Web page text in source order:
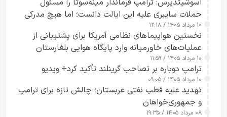
اسوشیتدپرس: ترامپ فرماندار مینه‌سوتا را مسئول
حملات سایبری علیه این ایالت دانست؛ اما هیچ مدرکی
ارائه نکرد
۱۰ مرداد ۱۴۰۵ / ۱۲:۱۸
نخستین هواپیماهای نظامی آمریکا برای پشتیبانی از
عملیات‌های خاورمیانه وارد پایگاه هوایی بلغارستان
شدند
۱۰ مرداد ۱۴۰۵ / ۱۱:۵۹
ترامپ دوباره بر تصاحب گرینلند تأکید کرد+ ویدیو
۱۰ مرداد ۱۴۰۵ / ۰۹:۰۵
تهدید علیه قطب نفتی عربستان؛ چالش تازه برای ترامپ
و جمهوری‌خواهان
۰۸ مرداد ۱۴۰۵ / ۱۹:۳۵